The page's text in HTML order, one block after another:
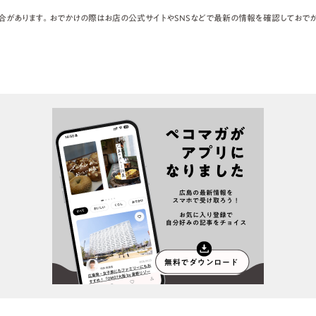
あります。おでかけの際はお店の公式サイトやSNSなどで最新の情報を確認しておで